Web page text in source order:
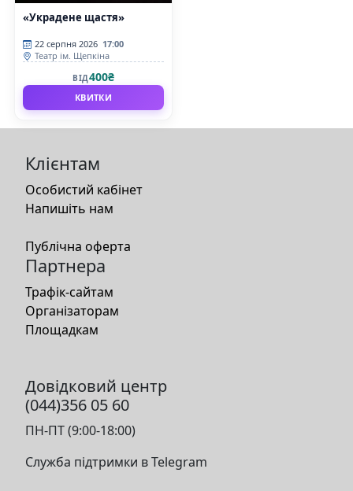
«Украдене щастя»
22 серпня 2026 17:00
Театр ім. Щепкіна
ВІД400₴
КВИТКИ
Клієнтам
Особистий кабінет
Напишіть нам
Публічна оферта
Партнера
Трафік-сайтам
Організаторам
Площадкам
Довідковий центр
(044)356 05 60
ПН-ПТ (9:00-18:00)
Служба підтримки в Telegram